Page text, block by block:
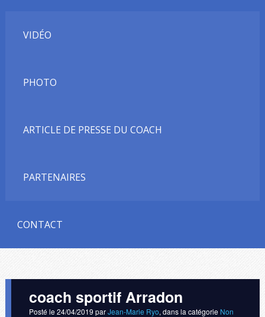
VIDÉO
PHOTO
ARTICLE DE PRESSE DU COACH
PARTENAIRES
CONTACT
coach sportif Arradon
Posté le 24/04/2019 parJean-Marie Ryo, dans la catégorie Non